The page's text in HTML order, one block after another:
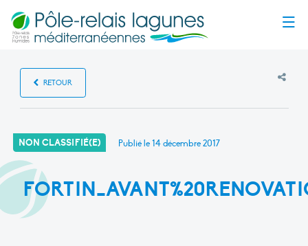
RETOUR
NON CLASSIFIÉ(E) Publié le14 décembre 2017